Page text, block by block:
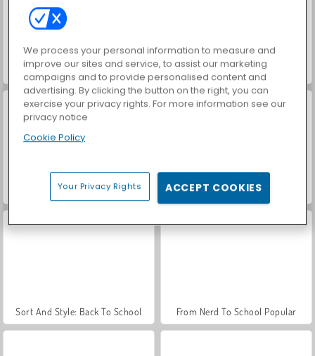
Schulbeginn: Tiere ausmalen Schulbeginn: Malbuch
Hidden Object: Street of Secrets Day at School: My Teacher Games
Sort And Style: Back To School From Nerd To School Popular
We process your personal information to measure and
improve our sites and service, to assist our marketing
campaigns and to provide personalised content and
advertising. By clicking the button on the right, you can
exercise your privacy rights. For more information see our
privacy notice
Cookie Policy
Your Privacy Rights ACCEPT COOKIES